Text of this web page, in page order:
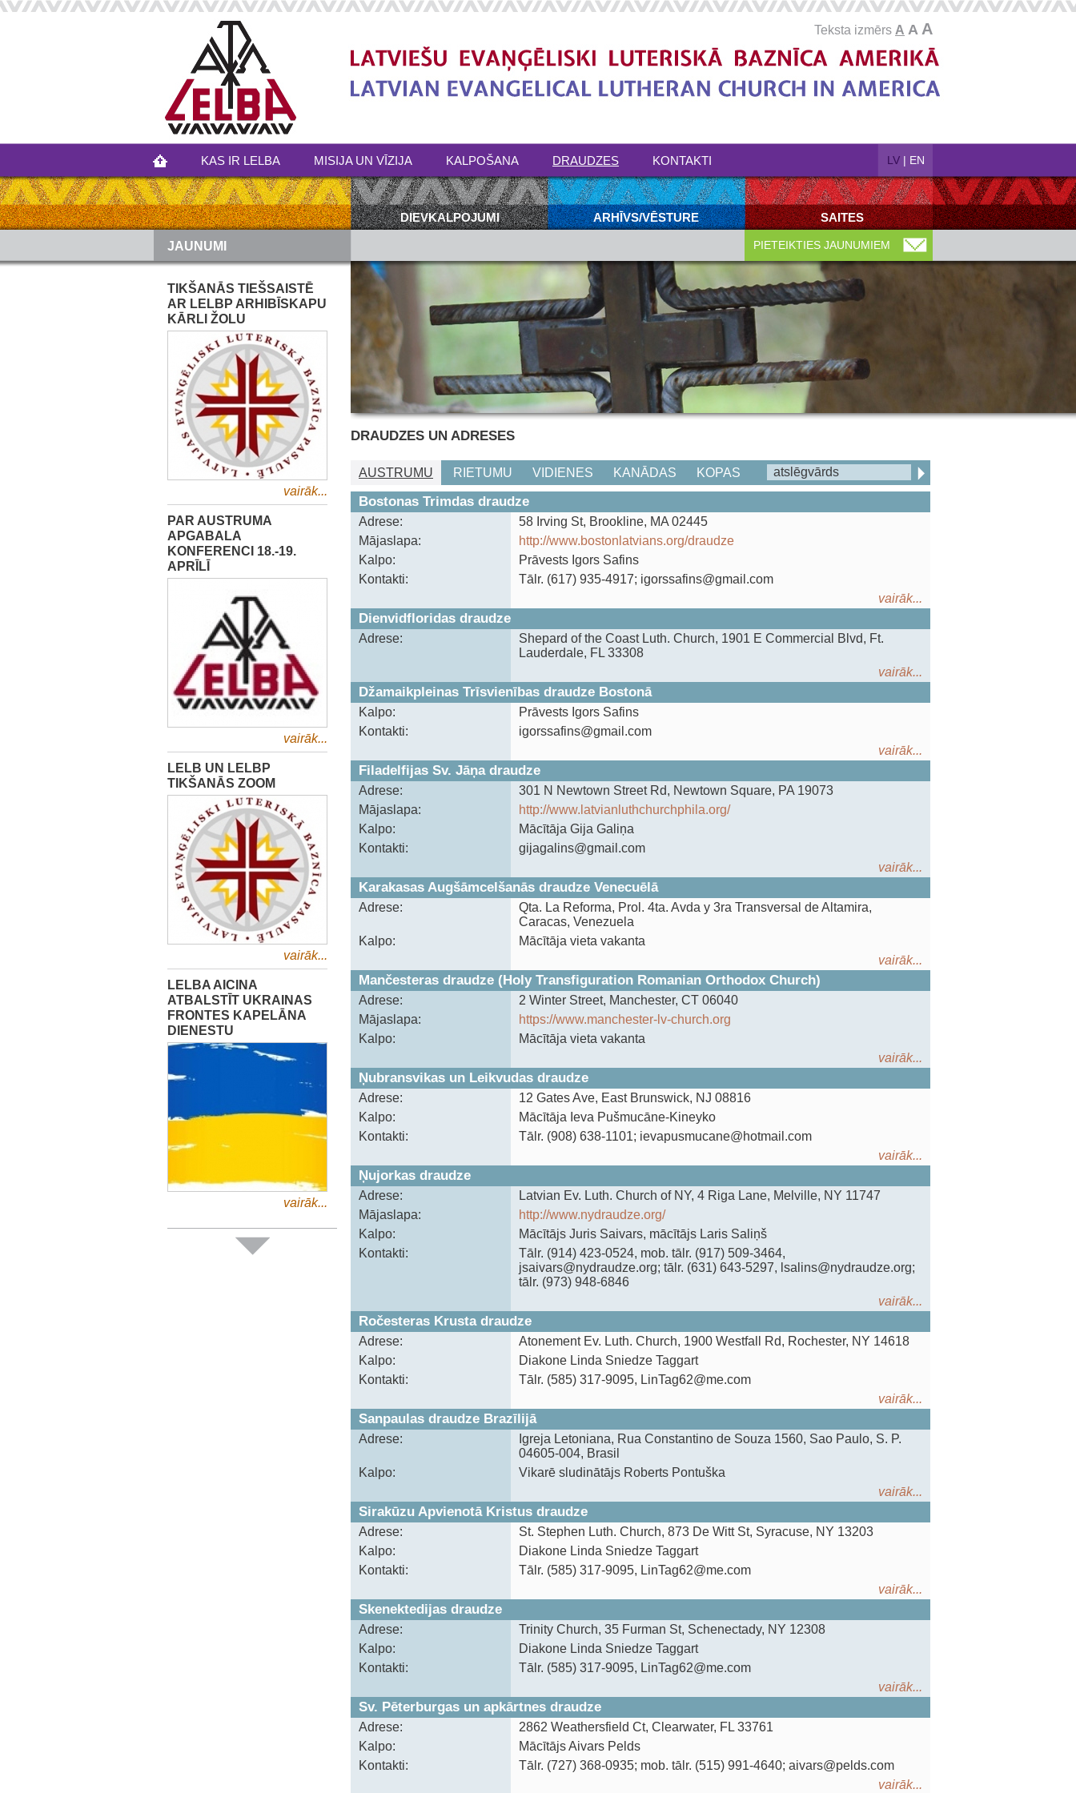
Teksta izmērs A A A
KAS IR LELBA MISIJA UN VĪZIJA KALPOŠANA DRAUDZES KONTAKTI LV | EN
DIEVKALPOJUMI ARHĪVS/VĒSTURE SAITES
JAUNUMI PIETEIKTIES JAUNUMIEM
TIKŠANĀS TIEŠSAISTĒ
AR LELBP ARHIBĪSKAPU
KĀRLI ŽOLU
vairāk...
PAR AUSTRUMA
APGABALA
KONFERENCI 18.-19.
APRĪLĪ
vairāk...
LELB UN LELBP
TIKŠANĀS ZOOM
vairāk...
LELBA AICINA
ATBALSTĪT UKRAINAS
FRONTES KAPELĀNA
DIENESTU
vairāk...
DRAUDZES UN ADRESES
AUSTRUMU RIETUMU VIDIENES KANĀDAS KOPAS
Bostonas Trimdas draudze
Adrese:
58 Irving St, Brookline, MA 02445
Mājaslapa:
http://www.bostonlatvians.org/draudze
Kalpo:
Prāvests Igors Safins
Kontakti:
Tālr. (617) 935-4917; igorssafins@gmail.com
vairāk...
Dienvidfloridas draudze
Adrese:
Shepard of the Coast Luth. Church, 1901 E Commercial Blvd, Ft.
Lauderdale, FL 33308
vairāk...
Džamaikpleinas Trīsvienības draudze Bostonā
Kalpo:
Prāvests Igors Safins
Kontakti:
igorssafins@gmail.com
vairāk...
Filadelfijas Sv. Jāņa draudze
Adrese:
301 N Newtown Street Rd, Newtown Square, PA 19073
Mājaslapa:
http://www.latvianluthchurchphila.org/
Kalpo:
Mācītāja Gija Galiņa
Kontakti:
gijagalins@gmail.com
vairāk...
Karakasas Augšāmcelšanās draudze Venecuēlā
Adrese:
‍Qta. La Reforma, Prol. 4ta. Avda y 3ra Transversal de Altamira,
Caracas, Venezuela
Kalpo:
Mācītāja vieta vakanta
vairāk...
Mančesteras draudze (Holy Transfiguration Romanian Orthodox Church)
Adrese:
2 Winter Street, Manchester, CT 06040
Mājaslapa:
https://www.manchester-lv-church.org
Kalpo:
Mācītāja vieta vakanta
vairāk...
Ņubransvikas un Leikvudas draudze
Adrese:
12 Gates Ave, East Brunswick, NJ 08816
Kalpo:
Mācītāja Ieva Pušmucāne-Kineyko
Kontakti:
Tālr. (908) 638-1101; ‍ievapusmucane@hotmail.com
vairāk...
Ņujorkas draudze
Adrese:
Latvian Ev. Luth. Church of NY, 4 Riga Lane, Melville, NY 11747
Mājaslapa:
http://www.nydraudze.org/
Kalpo:
Mācītājs Juris Saivars, mācītājs Laris Saliņš
Kontakti:
‍Tālr. (914) 423-0524, mob. tālr. (917) 509-3464,
jsaivars@nydraudze.org; tālr. (631) 643-5297, lsalins@nydraudze.org;
‍tālr. (973) 948-6846
vairāk...
Ročesteras Krusta draudze
Adrese:
Atonement Ev. Luth. Church, 1900 Westfall Rd, Rochester, NY 14618
Kalpo:
Diakone Linda Sniedze Taggart
Kontakti:
Tālr. (585) 317-9095, LinTag62@me.com
vairāk...
Sanpaulas draudze Brazīlijā
Adrese:
Igreja Letoniana‍, Rua Constantino de Souza 1560, Sao Paulo, S. P.
04605-004, Brasil
Kalpo:
Vikarē sludinātājs Roberts Pontuška
vairāk...
Sirakūzu Apvienotā Kristus draudze
Adrese:
St. Stephen Luth. Church, 873 De Witt St, Syracuse, NY 13203
Kalpo:
Diakone Linda Sniedze Taggart
Kontakti:
Tālr. (585) 317-9095, LinTag62@me.com
vairāk...
Skenektedijas draudze
Adrese:
Trinity Church, 35 Furman St, Schenectady, NY 12308
Kalpo:
Diakone Linda Sniedze Taggart
Kontakti:
Tālr. (585) 317-9095, LinTag62@me.com
vairāk...
Sv. Pēterburgas un apkārtnes draudze
Adrese:
2862 Weathersfield Ct, Clearwater, FL 33761
Kalpo:
Mācītājs Aivars Pelds
Kontakti:
Tālr. (727) 368-0935; mob. tālr. (515) 991-4640; aivars@pelds.com
vairāk...